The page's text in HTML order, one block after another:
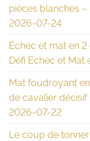
pièces blanches
2026-07-24
Échec et mat en
Défi Echec et
Mat foudroyant
de cavalier décisif
2026-07-22
Le coup de